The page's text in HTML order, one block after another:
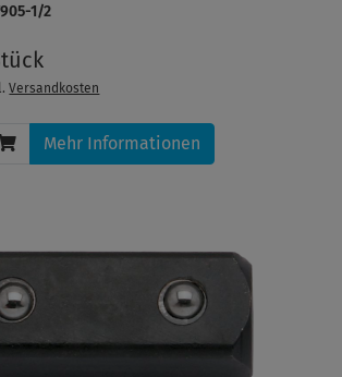
1/2
Versandkosten
Mehr Informationen